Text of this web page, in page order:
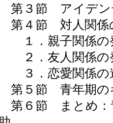
第３節 アイデン
第４節 対人関係
１．親子関係の
２．友人関係の
３．恋愛関係の
第５節 青年期の
第６節 まとめ：